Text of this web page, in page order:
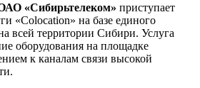
«Сибирьтелеком» приступает
«Сolocation» на базе единого
всей территории Сибири. Услуга
оборудования на площадке
к каналам связи высокой